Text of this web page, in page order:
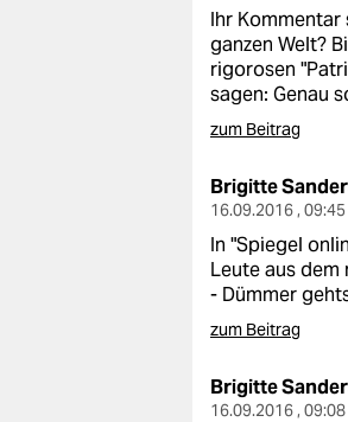
Ihr Kommentar
ganzen Welt?
rigorosen
sagen: Genau
zum Beitrag
Brigitte
16.09.2016 ,
In "Spiegel
Leute aus
- Dümmer
zum Beitrag
Brigitte
16.09.2016 ,